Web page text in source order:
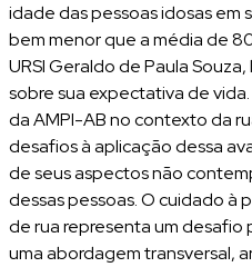
idade das pessoas idosas
bem menor que a média de
URSI Geraldo de Paula
sobre sua expectativa de
da AMPI-AB no contexto da
desafios à aplicação dessa
de seus aspectos não
dessas pessoas. O cuidado à
de rua representa um desafio
uma abordagem transversal,